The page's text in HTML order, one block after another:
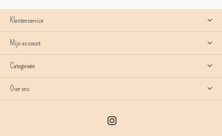
Klantenservice
Mijn account
Categorieën
Over ons